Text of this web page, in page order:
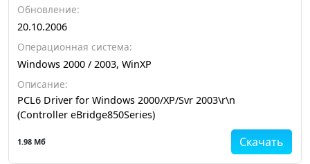
Обновление:
20.10.2006
Операционная система:
Windows 2000 / 2003, WinXP
Описание:
PCL6 Driver for Windows 2000/XP/Svr 2003\r\n
(Controller eBridge850Series)
Скачать
1.98 Мб